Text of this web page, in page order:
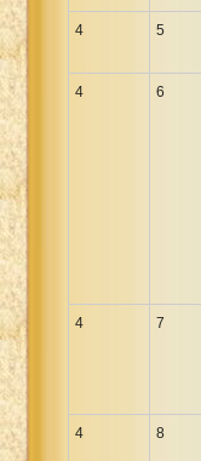
4 5
4 6
4 7
4 8